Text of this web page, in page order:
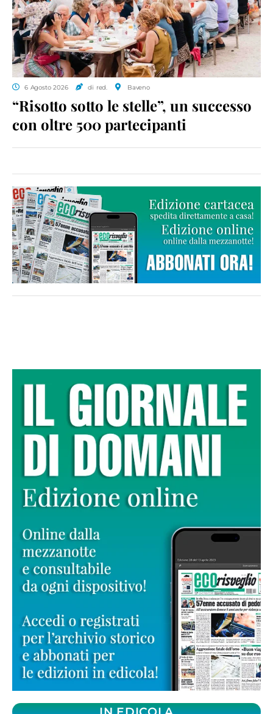
6 Agosto 2026 di red. Baveno
“Risotto sotto le stelle”, un successo
con oltre 500 partecipanti